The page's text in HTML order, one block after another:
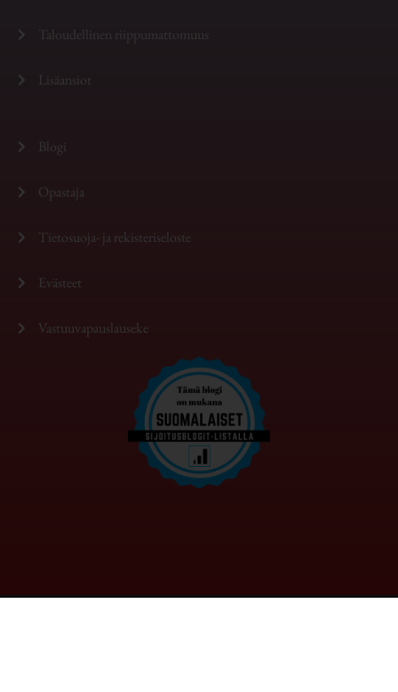
Taloudellinen riippumattomuus
Lisäansiot
Blogi
Opastaja
Tietosuoja- ja rekisteriseloste
Evästeet
Vastuuvapauslauseke